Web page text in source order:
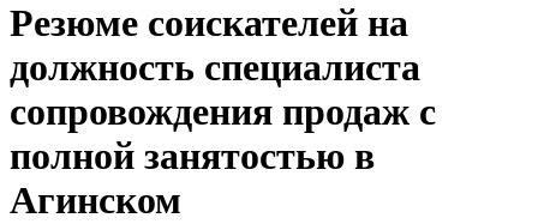
Резюме соискателей на
должность специалиста
сопровождения продаж с
полной занятостью в
Агинском